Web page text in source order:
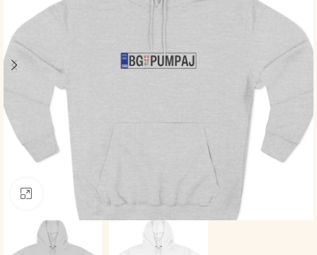
Click to enlarge